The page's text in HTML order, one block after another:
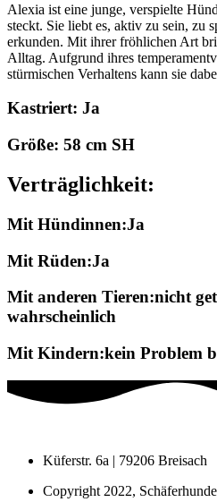
Alexia ist eine junge, verspielte
steckt. Sie liebt es, aktiv zu sein, zu
erkunden. Mit ihrer fröhlichen Art
Alltag. Aufgrund ihres
stürmischen Verhaltens kann sie
Kastriert: Ja
Größe: 58 cm SH
Verträglichkeit:
Mit Hündinnen:Ja
Mit Rüden:Ja
Mit anderen Tieren:nicht
wahrscheinlich
Mit Kindern:kein Problem
Küferstr. 6a | 79206 Breisach
Copyright 2022,